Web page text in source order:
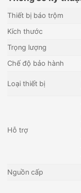
Thiết bị báo trộm
Kích thước
Trọng lượng
Chế độ bảo hành
Loại thiết bị
Hỗ trợ
Nguồn cấp